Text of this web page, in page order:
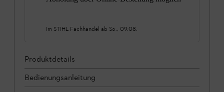
Im STIHL Fachhandel ab So., 09.08.
Produktdetails
Bedienungsanleitung